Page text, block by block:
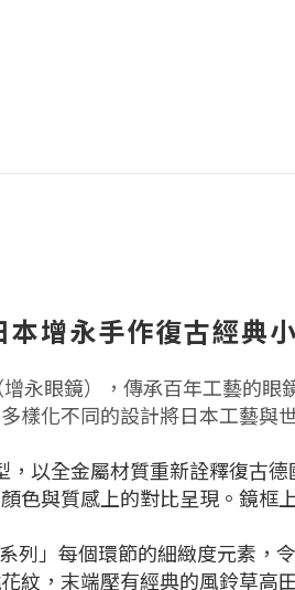
本增永手作復古經典
增永眼鏡），傳承百年工藝的
樣化不同的設計將日本工藝與
，以全金屬材質重新詮釋復古
色與質感上的對比呈現。鏡
列」每個環節的細緻度元素，
紋， 末端壓有經典的風鈴草高